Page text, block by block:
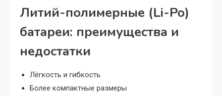
Литий-полимерные (Li-Po)
батареи: преимущества и
недостатки
Лёгкость и гибкость
Более компактные размеры